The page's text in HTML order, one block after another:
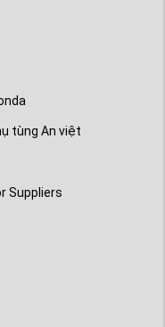
tùng An việt
Suppliers